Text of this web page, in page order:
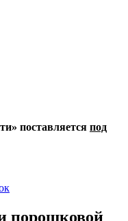
поставляется под
порошковой